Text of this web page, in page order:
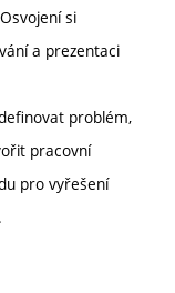
si
a prezentaci
problém,
pracovní
pro vyřešení